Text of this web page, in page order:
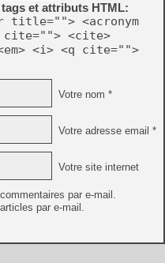
et attributs HTML:
<acronym
cite=""> <cite>
<i> <q cite="">
Votre nom *
Votre adresse email *
Votre site internet
par e-mail.
par e-mail.